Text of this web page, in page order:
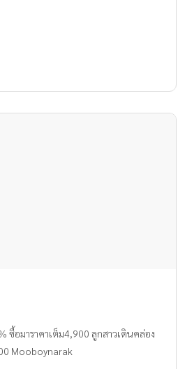
ซื้อมาราคาเต็ม4,900 ลูกสาวเดินคล่อง
Mooboynarak